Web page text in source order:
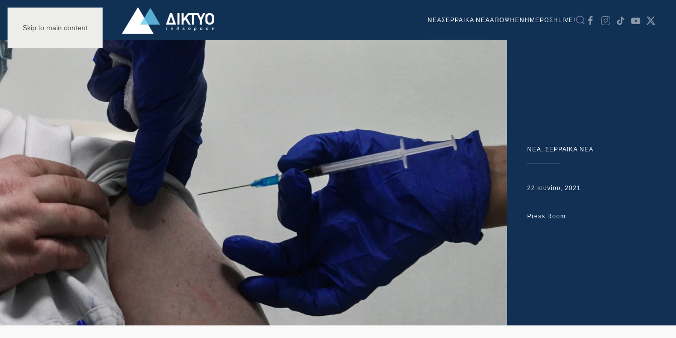
Skip to main content
NEAΣΕΡΡΑΙΚΑ ΝΕΑΑΠΟΨΗ ΕΝΗΜΕΡΩΣΗ LIVE!
NEA, ΣΕΡΡΑΙΚΑ ΝΕΑ
22 Ιουνίου, 2021
Press Room